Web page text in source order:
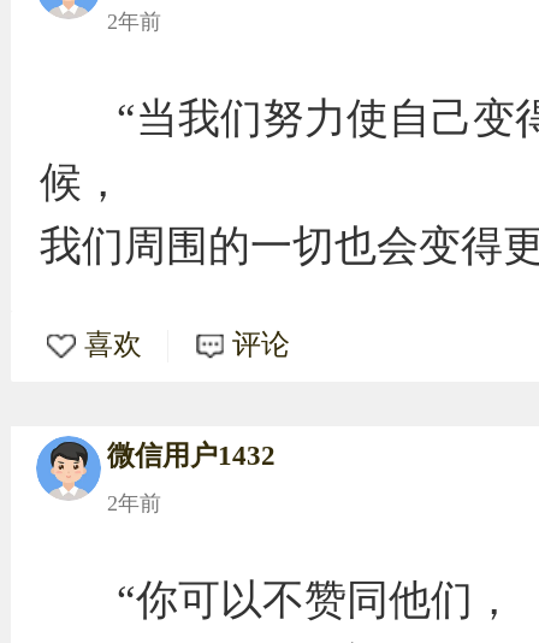
2年前
“当我们努力使自己变
候，
我们周围的一切也会变得
喜欢 评论
微信用户1432
2年前
“你可以不赞同他们，